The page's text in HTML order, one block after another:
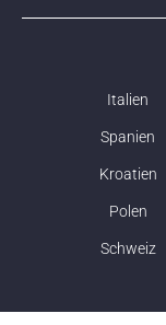
Italien
Spanien
Kroatien
Polen
Schweiz